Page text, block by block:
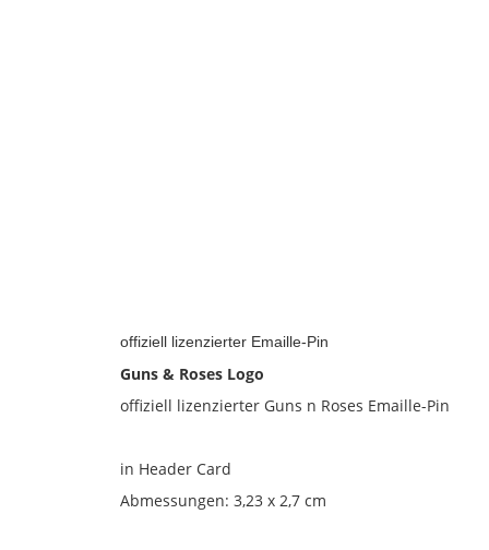
offiziell lizenzierter Emaille-Pin
Guns & Roses Logo
offiziell lizenzierter Guns n Roses Emaille-Pin
in Header Card
Abmessungen: 3,23 x 2,7 cm